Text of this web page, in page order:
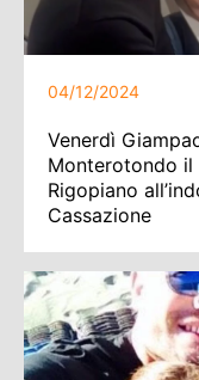
04/12/2024
Venerdì
Monterotondo
Rigopiano
Cassazione